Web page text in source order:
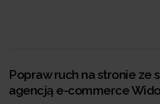
Popraw ruch na stronie ze
agencją e-commerce